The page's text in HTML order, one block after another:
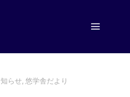
らせ, 悠学舎だより